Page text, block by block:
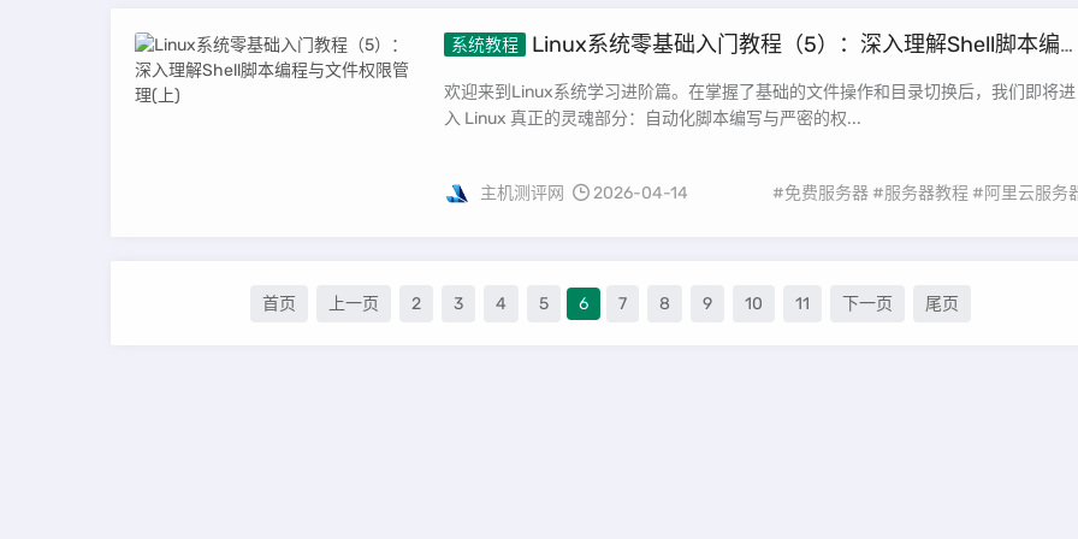
系统教程
Linux系统零基础入门教程（5）：深入理解Shell脚本编
欢迎来到Linux系统学习进阶篇。在掌握了基础的文件操作和目录切换后，我们即将进
入 Linux 真正的灵魂部分：自动化脚本编写与严密的权...
主机测评网 2026-04-14 #免费服务器 #服务器教程 #阿里云服务
首页 上一页 2 3 4 5 6 7 8 9 10 11 下一页 尾页